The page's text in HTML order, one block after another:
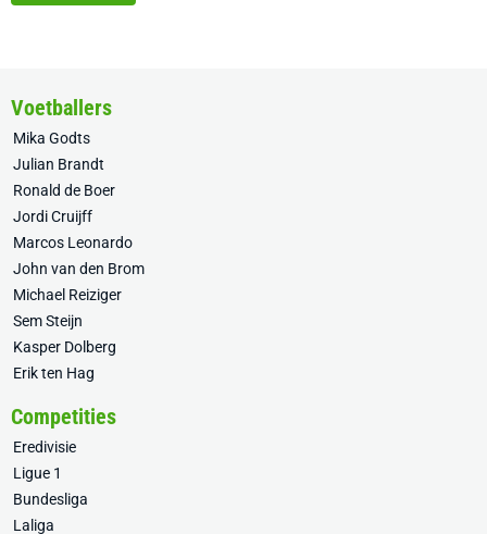
Voetballers
Mika Godts
Julian Brandt
Ronald de Boer
Jordi Cruijff
Marcos Leonardo
John van den Brom
Michael Reiziger
Sem Steijn
Kasper Dolberg
Erik ten Hag
Competities
Eredivisie
Ligue 1
Bundesliga
Laliga